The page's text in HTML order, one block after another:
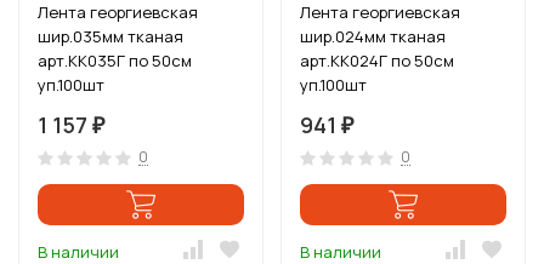
Лента георгиевская
шир.035мм тканая
арт.КК035Г по 50см
уп.100шт
1 157 ₽
0
В наличии
Лента георгиевская
шир.024мм тканая
арт.КК024Г по 50см
уп.100шт
941 ₽
0
В наличии